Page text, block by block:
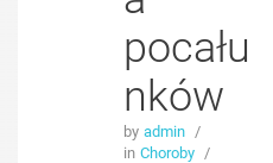
pocału
nków
by admin /
in Choroby /